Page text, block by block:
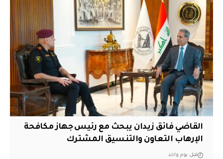
القاضي فائق زيدان يبحث مع رئيس جهاز مكافحة
الإرهاب التعاون والتنسيق المشترك
قبل يوم واحد